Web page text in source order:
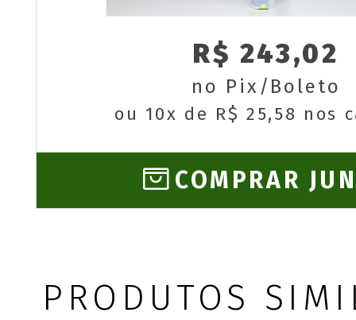
R$ 243,02
no Pix/Boleto
ou 10x de R$ 25,58 nos
COMPRAR
PRODUTOS